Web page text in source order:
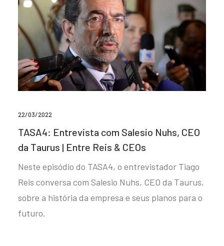
22/03/2022
TASA4: Entrevista com Salesio Nuhs, CEO
da Taurus | Entre Reis & CEOs
Neste episódio do TASA4, o entrevistador Tiago
Reis conversa com Salesio Nuhs, CEO da Taurus,
sobre a história da empresa e seus planos para o
futuro.